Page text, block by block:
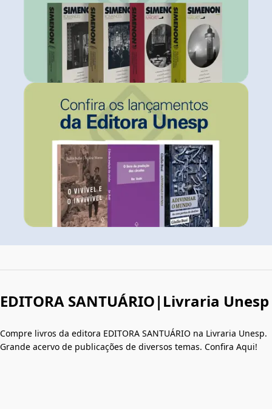
EDITORA SANTUÁRIO|Livraria Unesp
Compre livros da editora EDITORA SANTUÁRIO na Livraria Unesp.
Grande acervo de publicações de diversos temas. Confira Aqui!